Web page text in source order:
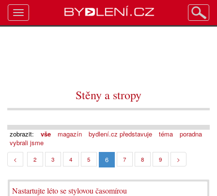
Stěny a stropy
zobrazit: vše magazín bydlení.cz představuje téma
poradna
vybrali jsme
< 2 3 4 5 6 7 8 9 >
Nastartujte léto se stylovou časomírou
Toggle
navigation